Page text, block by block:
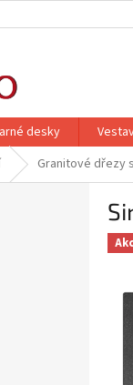
desky
Granitové dřezy